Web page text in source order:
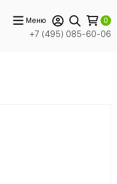
+7 (495) 085-60-06
Меню 0